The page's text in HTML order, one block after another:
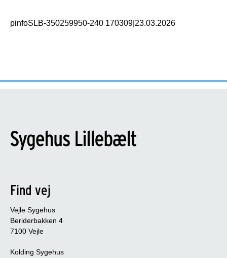
pinfoSLB-350259950-240 170309 23.03.2026
Find vej
Vejle Sygehus
Beriderbakken 4
7100 Vejle
Kolding Sygehus